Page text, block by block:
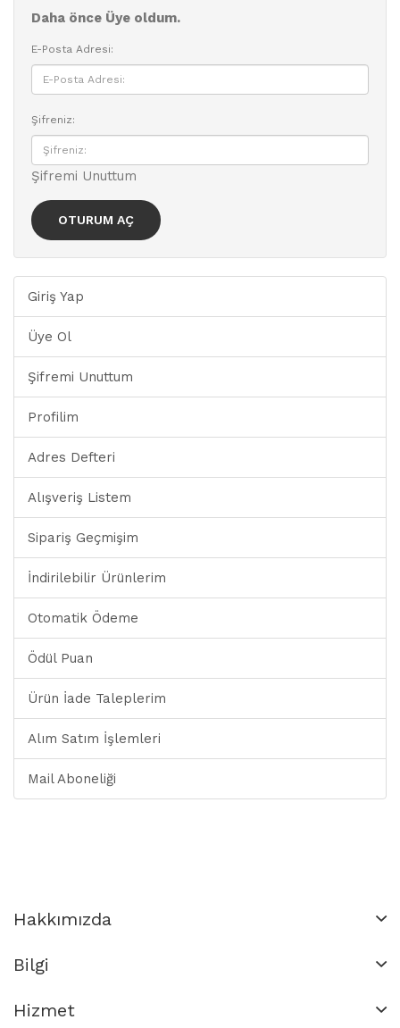
Daha önce Üye oldum.
E-Posta Adresi:
Şifreniz:
Şifremi Unuttum
Giriş Yap
Üye Ol
Şifremi Unuttum
Profilim
Adres Defteri
Alışveriş Listem
Sipariş Geçmişim
İndirilebilir Ürünlerim
Otomatik Ödeme
Ödül Puan
Ürün İade Taleplerim
Alım Satım İşlemleri
Mail Aboneliği
Hakkımızda
Bilgi
Hizmet